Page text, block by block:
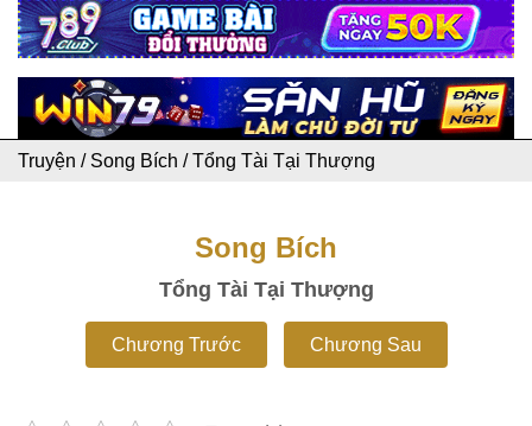
Truyện / Song Bích /Tổng Tài Tại Thượng
Song Bích
Tổng Tài Tại Thượng
Chương Trước Chương Sau